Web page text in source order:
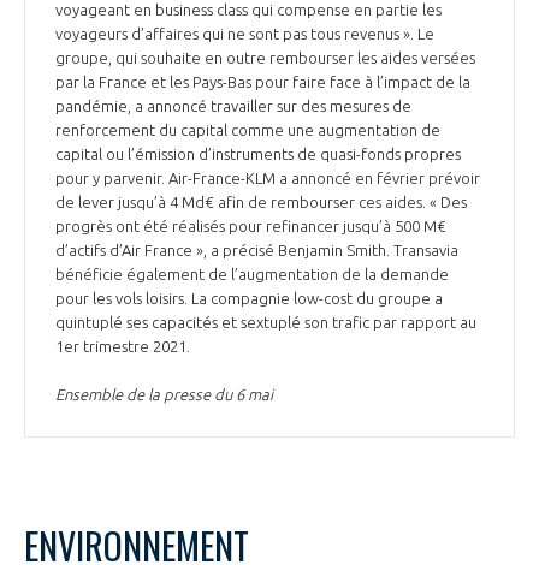
voyageant en business class qui compense en partie les
voyageurs d’affaires qui ne sont pas tous revenus ». Le
groupe, qui souhaite en outre rembourser les aides versées
par la France et les Pays-Bas pour faire face à l’impact de la
pandémie, a annoncé travailler sur des mesures de
renforcement du capital comme une augmentation de
capital ou l’émission d’instruments de quasi-fonds propres
pour y parvenir. Air-France-KLM a annoncé en février prévoir
de lever jusqu’à 4 Md€ afin de rembourser ces aides. « Des
progrès ont été réalisés pour refinancer jusqu’à 500 M€
d’actifs d’Air France », a précisé Benjamin Smith. Transavia
bénéficie également de l’augmentation de la demande
pour les vols loisirs. La compagnie low-cost du groupe a
quintuplé ses capacités et sextuplé son trafic par rapport au
1er trimestre 2021.
Ensemble de la presse du 6 mai
ENVIRONNEMENT